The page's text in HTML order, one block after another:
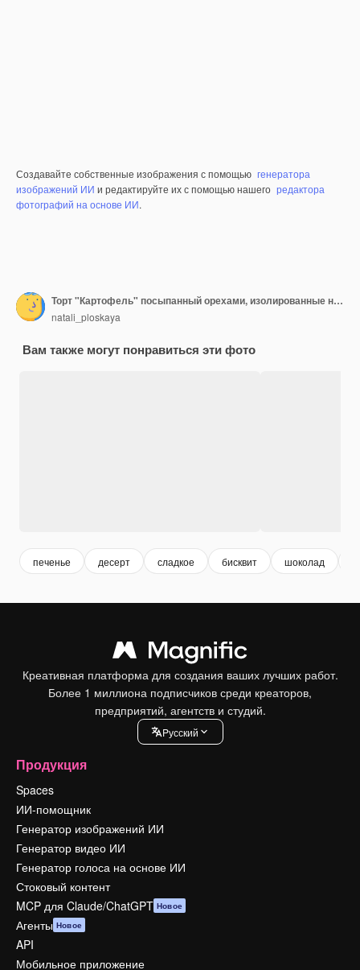
Создавайте собственные изображения с помощью генератора
изображений ИИ и редактируйте их с помощью нашего редактора
фотографий на основе ИИ.
Торт "Картофель" посыпанный орехами, изолированные на белом.
natali_ploskaya
Вам также могут понравиться эти фото
печенье десерт сладкое бисквит шоколад
Креативная платформа для создания ваших лучших работ.
Более 1 миллиона подписчиков среди креаторов,
предприятий, агентств и студий.
Pусский
Продукция
Spaces
ИИ-помощник
Генератор изображений ИИ
Генератор видео ИИ
Генератор голоса на основе ИИ
Стоковый контент
MCP для Claude/ChatGPT Новое
Агенты Новое
API
Мобильное приложение